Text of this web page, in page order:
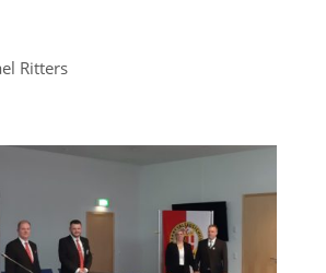
Ritters